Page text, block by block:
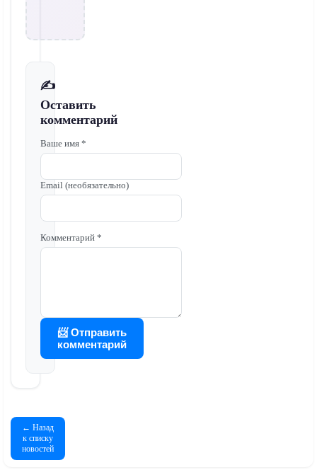
✍️
Оставить
комментарий
Ваше имя *
Email (необязательно)
Комментарий *
📨 Отправить
комментарий
← Назад
к списку
новостей